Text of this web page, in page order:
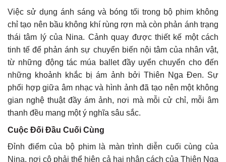
Việc sử dụng ánh sáng và bóng tối trong bộ phim không
chỉ tạo nên bầu không khí rùng rợn mà còn phản ánh trạng
thái tâm lý của Nina. Cảnh quay được thiết kế một cách
tinh tế để phản ánh sự chuyển biến nội tâm của nhân vật,
từ những động tác múa ballet đầy uyển chuyển cho đến
những khoảnh khắc bị ám ảnh bởi Thiên Nga Đen. Sự
phối hợp giữa âm nhạc và hình ảnh đã tạo nên một không
gian nghệ thuật đầy ám ảnh, nơi mà mỗi cử chỉ, mỗi âm
thanh đều mang một ý nghĩa sâu sắc.
Cuộc Đối Đầu Cuối Cùng
Đỉnh điểm của bộ phim là màn trình diễn cuối cùng của
Nina, nơi cô phải thể hiện cả hai nhân cách của Thiên Nga